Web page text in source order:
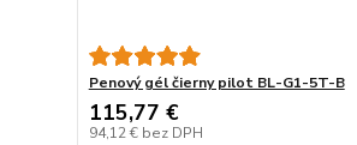
Penový gél čierny pilot BL-G1-5T-B
115,77 €
94,12 € bez DPH